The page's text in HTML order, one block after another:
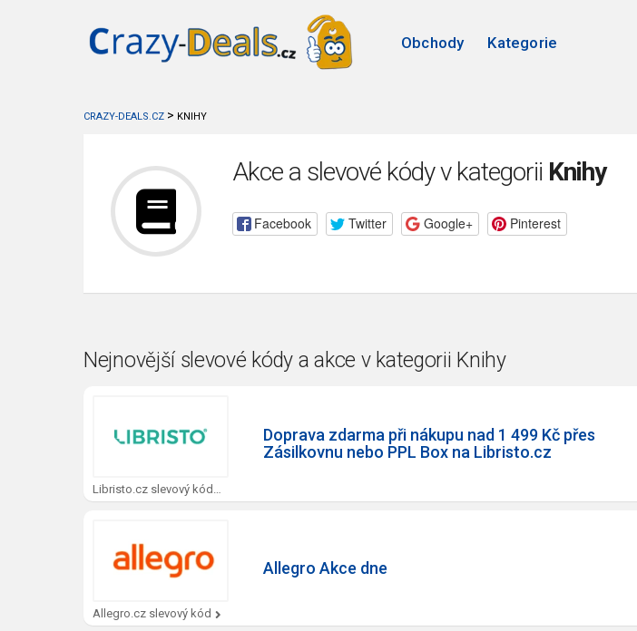
Obchody Kategorie
CRAZY-DEALS.CZ > KNIHY
Akce a slevové kódy v kategorii Knihy
Facebook Twitter Google+ Pinterest
Nejnovější slevové kódy a akce v kategorii Knihy
Doprava zdarma při nákupu nad 1 499 Kč přes
Zásilkovnu nebo PPL Box na Libristo.cz
Allegro.cz slevový kód
Allegro Akce dne